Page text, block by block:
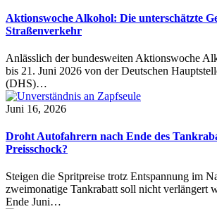
Aktionswoche Alkohol: Die unterschätzte
Straßenverkehr
Anlässlich der bundesweiten Aktionswoche
bis 21. Juni 2026 von der Deutschen
(DHS)…
Juni 16, 2026
Droht Autofahrern nach Ende des
Preisschock?
Steigen die Spritpreise trotz Entspannung im
zweimonatige Tankrabatt soll nicht verlängert
Ende Juni…